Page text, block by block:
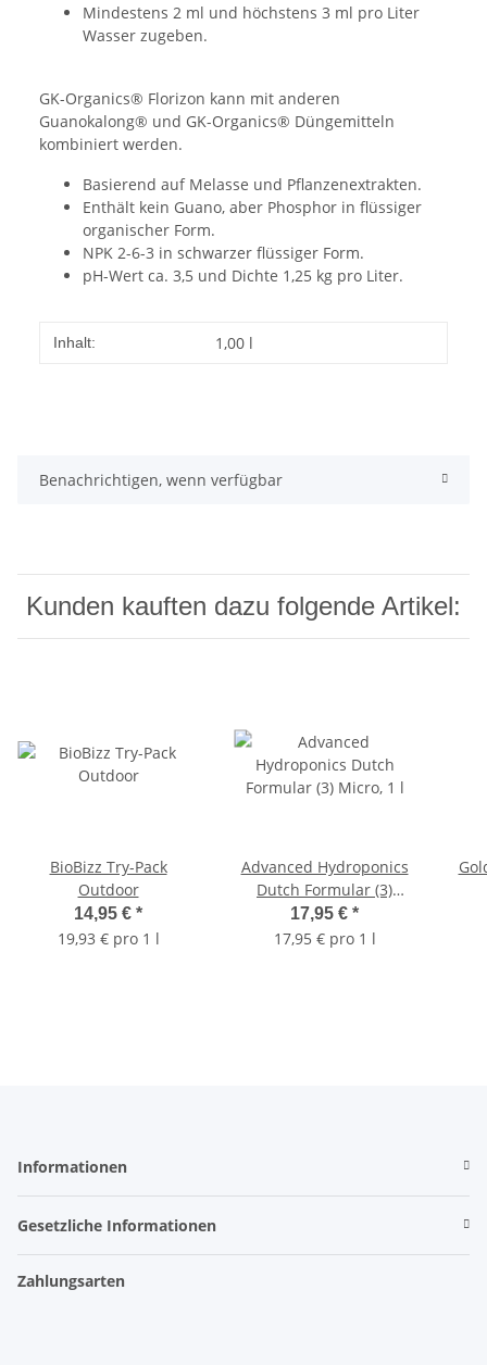
Mindestens 2 ml und höchstens 3 ml pro Liter
Wasser zugeben.
GK-Organics® Florizon kann mit anderen
Guanokalong® und GK-Organics® Düngemitteln
kombiniert werden.
Basierend auf Melasse und Pflanzenextrakten.
Enthält kein Guano, aber Phosphor in flüssiger
organischer Form.
NPK 2-6-3 in schwarzer flüssiger Form.
pH-Wert ca. 3,5 und Dichte 1,25 kg pro Liter.
Inhalt: 1,00 l
Benachrichtigen, wenn verfügbar
Kunden kauften dazu folgende Artikel:
BioBizz Try-Pack
Outdoor
14,95 € *
19,93 € pro 1 l
Advanced Hydroponics
Dutch Formular (3)
Micro, 1 l
17,95 € *
17,95 € pro 1 l
Informationen
Gesetzliche Informationen
Zahlungsarten